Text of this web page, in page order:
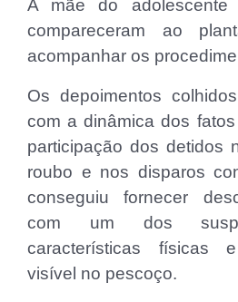
A mãe do
compareceram ao
acompanhar os
Os depoimentos
com a dinâmica dos
participação dos detidos
roubo e nos disparos
conseguiu fornecer
com um dos
características físicas
visível no pescoço.